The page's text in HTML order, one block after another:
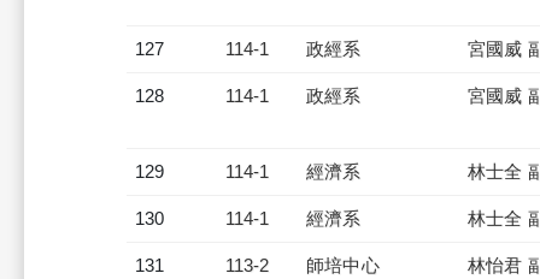
127 114-1 政經系 宮國威
128 114-1 政經系 宮國威
129 114-1 經濟系 林士全
130 114-1 經濟系 林士全
131 113-2 師培中心 林怡君